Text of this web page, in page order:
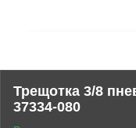
Трещотка 3/8
37334-080